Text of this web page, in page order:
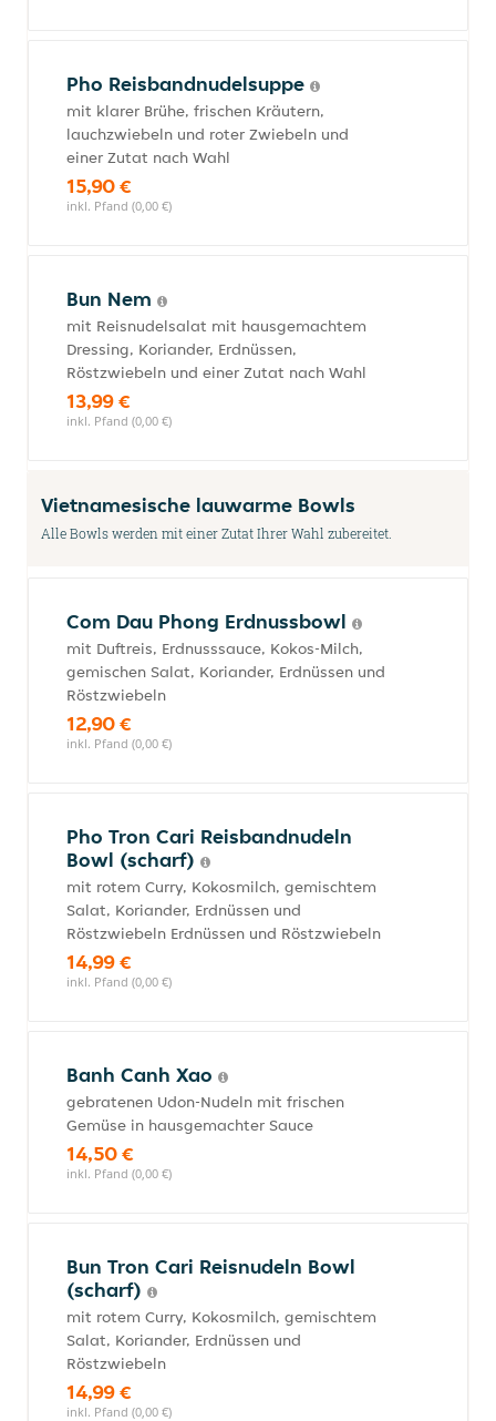
Pho Reisbandnudelsuppe
mit klarer Brühe, frischen Kräutern,
lauchzwiebeln und roter Zwiebeln und
einer Zutat nach Wahl
15,90 €
inkl. Pfand (0,00 €)
Bun Nem
mit Reisnudelsalat mit hausgemachtem
Dressing, Koriander, Erdnüssen,
Röstzwiebeln und einer Zutat nach Wahl
13,99 €
inkl. Pfand (0,00 €)
Vietnamesische lauwarme Bowls
Alle Bowls werden mit einer Zutat Ihrer Wahl zubereitet.
Com Dau Phong Erdnussbowl
mit Duftreis, Erdnusssauce, Kokos-Milch,
gemischen Salat, Koriander, Erdnüssen und
Röstzwiebeln
12,90 €
inkl. Pfand (0,00 €)
Pho Tron Cari Reisbandnudeln
Bowl (scharf)
mit rotem Curry, Kokosmilch, gemischtem
Salat, Koriander, Erdnüssen und
Röstzwiebeln Erdnüssen und Röstzwiebeln
14,99 €
inkl. Pfand (0,00 €)
Banh Canh Xao
gebratenen Udon-Nudeln mit frischen
Gemüse in hausgemachter Sauce
14,50 €
inkl. Pfand (0,00 €)
Bun Tron Cari Reisnudeln Bowl
(scharf)
mit rotem Curry, Kokosmilch, gemischtem
Salat, Koriander, Erdnüssen und
Röstzwiebeln
14,99 €
inkl. Pfand (0,00 €)